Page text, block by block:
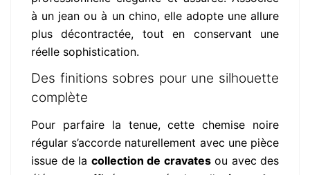
à un jean ou à un chino, elle adopte une allure
plus décontractée, tout en conservant une
réelle sophistication.
Des finitions sobres pour une silhouette
complète
Pour parfaire la tenue, cette chemise noire
régular s’accorde naturellement avec une pièce
issue de la collection de cravatesou avec des